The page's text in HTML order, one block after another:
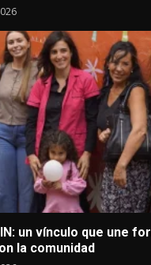
un vínculo que une
la comunidad